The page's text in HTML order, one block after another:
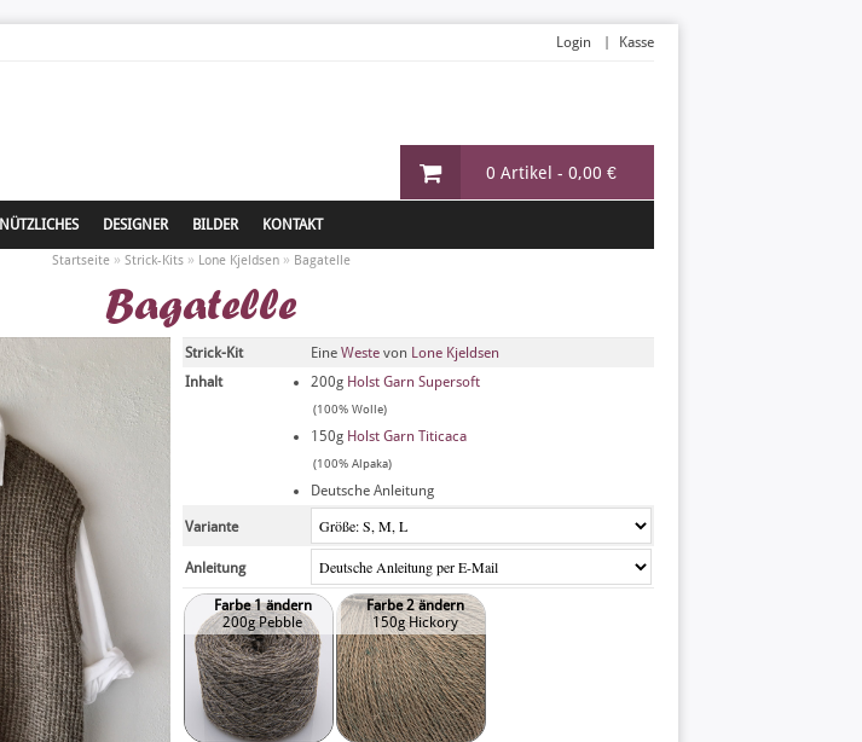
0 Artikel - 0,00 €
Login Kasse
NÜTZLICHES DESIGNER BILDER KONTAKT
Startseite» Strick-Kits» Lone Kjeldsen» Bagatelle
Bagatelle
Strick-Kit Eine Weste von Lone Kjeldsen
Inhalt
200g Holst Garn Supersoft
(100% Wolle)
150g Holst Garn Titicaca
(100% Alpaka)
Deutsche Anleitung
Variante
Anleitung
Farbe 1 ändern
200g Pebble
Farbe 2 ändern
150g Hickory